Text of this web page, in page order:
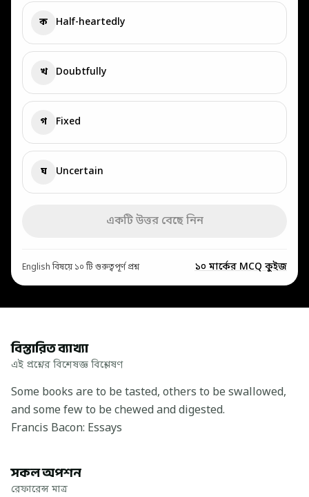
ক Half-heartedly
খ Doubtfully
গ Fixed
ঘ Uncertain
একটি উত্তর বেছে নিন
English বিষয়ে ১০ টি গুরুত্বপূর্ণ প্রশ্ন ১০ মার্কের MCQ কুইজ
বিস্তারিত ব্যাখ্যা
এই প্রশ্নের বিশেষজ্ঞ বিশ্লেষণ
Some books are to be tasted, others to be swallowed,
and some few to be chewed and digested.
Francis Bacon: Essays
সকল অপশন
রেফারেন্স মাত্র